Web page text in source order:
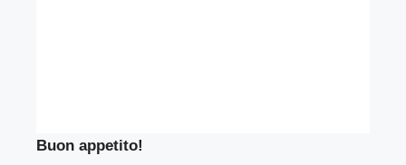
Buon appetito!